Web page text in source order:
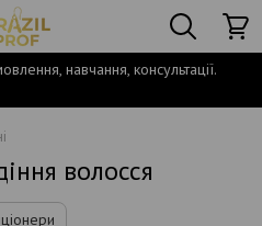
навчання, консультації.
волосся